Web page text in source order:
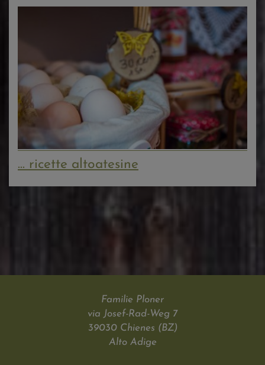
... ricette altoatesine
Familie Ploner
via Josef-Rad-Weg 7
39030 Chienes (BZ)
Alto Adige